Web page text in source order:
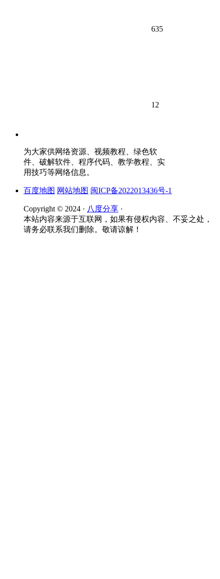
635
12
为大家供网络资源、视频教程、绿色软
件、破解软件、程序代码、教学教程、实
用技巧等网络信息。
百度地图 网站地图 闽ICP备2022013436号-1
Copyright © 2024 · 八度分享 ·
本站内容来源于互联网，如果有侵权内容、不妥之处，
请务必联系我们删除。敬请谅解！